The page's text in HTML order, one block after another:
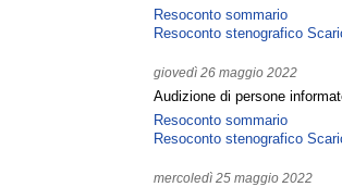
Resoconto sommario
Resoconto stenografico
giovedì 26 maggio 2022
Audizione di persone
Resoconto sommario
Resoconto stenografico
mercoledì 25 maggio 2022